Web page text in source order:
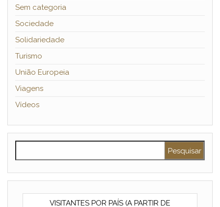
Sem categoria
Sociedade
Solidariedade
Turismo
União Europeia
Viagens
Vídeos
VISITANTES POR PAÍS (A PARTIR DE